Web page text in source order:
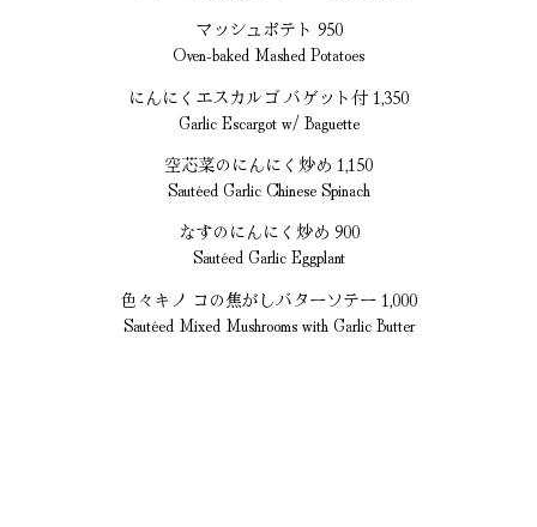
マッシュポテト 950
Oven-baked Mashed Potatoes
にんにくエスカルゴ バゲット付 1,350
Garlic Escargot w/ Baguette
空芯菜のにんにく炒め 1,150
Sautéed Garlic Chinese Spinach
なすのにんにく炒め 900
Sautéed Garlic Eggplant
色々キノ コの焦がしバターソテー 1,000
Sautéed Mixed Mushrooms with Garlic Butter